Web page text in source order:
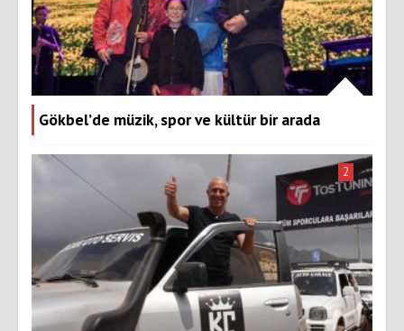
Gökbel’de müzik, spor ve kültür bir arada
2